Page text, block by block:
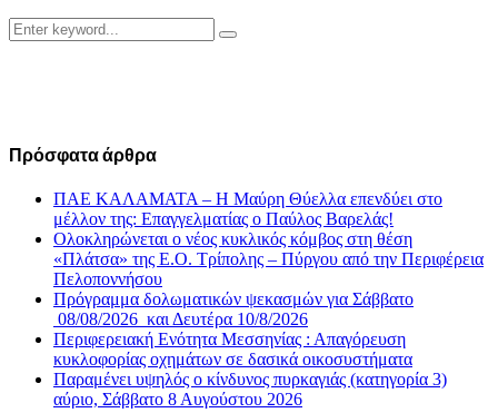
Search
for:
Search
Πρόσφατα άρθρα
ΠΑΕ ΚΑΛΑΜΑΤΑ – Η Μαύρη Θύελλα επενδύει στο
μέλλον της: Επαγγελματίας ο Παύλος Βαρελάς!
Ολοκληρώνεται ο νέος κυκλικός κόμβος στη θέση
«Πλάτσα» της Ε.Ο. Τρίπολης – Πύργου από την Περιφέρεια
Πελοποννήσου
Πρόγραμμα δολωματικών ψεκασμών για Σάββατο
08/08/2026 και Δευτέρα 10/8/2026
Περιφερειακή Ενότητα Μεσσηνίας : Απαγόρευση
κυκλοφορίας οχημάτων σε δασικά οικοσυστήματα
Παραμένει υψηλός ο κίνδυνος πυρκαγιάς (κατηγορία 3)
αύριο, Σάββατο 8 Αυγούστου 2026